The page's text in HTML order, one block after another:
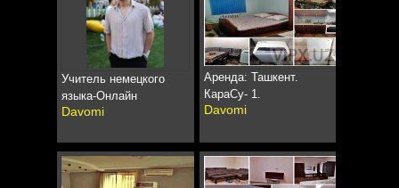
Учитель немецкого
языка-Онлайн
Davomi
Аренда: Ташкент.
КараСу- 1.
Davomi